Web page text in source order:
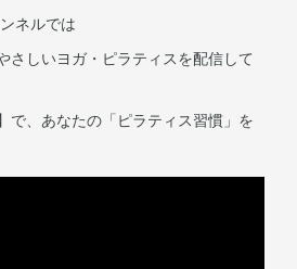
ネルでは
さしいヨガ・ピラティスを配信して
で、あなたの「ピラティス習慣」を